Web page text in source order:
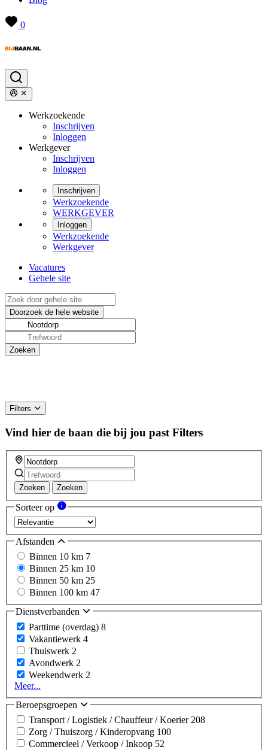
0
Werkzoekende
Inschrijven
Inloggen
Werkgever
Inschrijven
Inloggen
Inschrijven
Werkzoekende
WERKGEVER
Inloggen
Werkzoekende
Werkgever
Vacatures
Gehele site
Filters
Vind hier de baan die bij jou past Filters
Zoeken Zoeken
Sorteer op
Afstanden
Binnen 10 km 7
Binnen 25 km 10
Binnen 50 km 25
Binnen 100 km 47
Dienstverbanden
Parttime (overdag) 8
Vakantiewerk 4
Thuiswerk 2
Avondwerk 2
Weekendwerk 2
Meer...
Beroepsgroepen
Transport / Logistiek / Chauffeur / Koerier208
Zorg / Thuiszorg / Kinderopvang 100
Commercieel / Verkoop / Inkoop 52